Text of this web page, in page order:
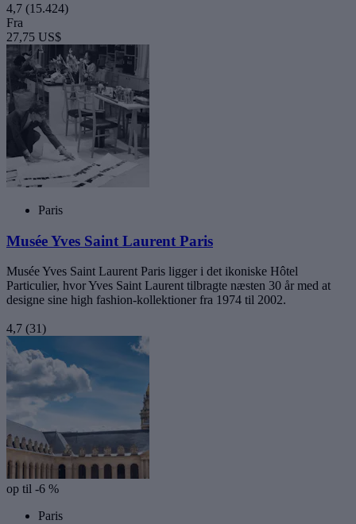
4,7 (15.424)
Fra
27,75 US$
Paris
Musée Yves Saint Laurent Paris
Musée Yves Saint Laurent Paris ligger i det ikoniske Hôtel
Particulier, hvor Yves Saint Laurent tilbragte næsten 30 år med at
designe sine high fashion-kollektioner fra 1974 til 2002.
4,7 (31)
op til -6 %
Paris